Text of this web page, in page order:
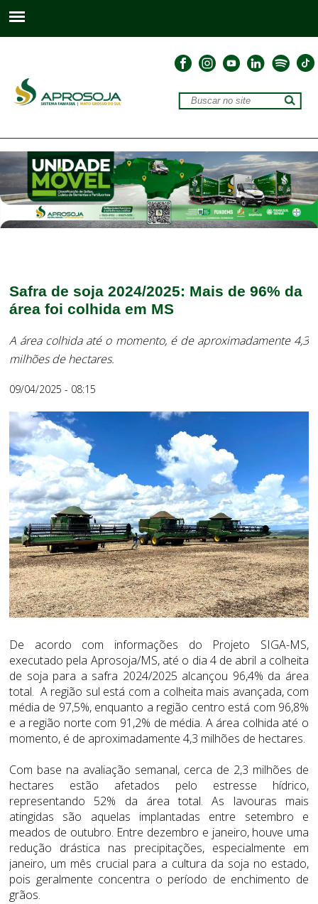
Safra de soja 2024/2025: Mais de 96% da
área foi colhida em MS
A área colhida até o momento, é de aproximadamente 4,3
milhões de hectares.
09/04/2025 - 08:15
De acordo com informações do Projeto SIGA-MS,
executado pela Aprosoja/MS, até o dia 4 de abril a colheita
de soja para a safra 2024/2025 alcançou 96,4% da área
total. A região sul está com a colheita mais avançada, com
média de 97,5%, enquanto a região centro está com 96,8%
e a região norte com 91,2% de média. A área colhida até o
momento, é de aproximadamente 4,3 milhões de hectares.
Com base na avaliação semanal, cerca de 2,3 milhões de
hectares estão afetados pelo estresse hídrico,
representando 52% da área total. As lavouras mais
atingidas são aquelas implantadas entre setembro e
meados de outubro. Entre dezembro e janeiro, houve uma
redução drástica nas precipitações, especialmente em
janeiro, um mês crucial para a cultura da soja no estado,
pois geralmente concentra o período de enchimento de
grãos.